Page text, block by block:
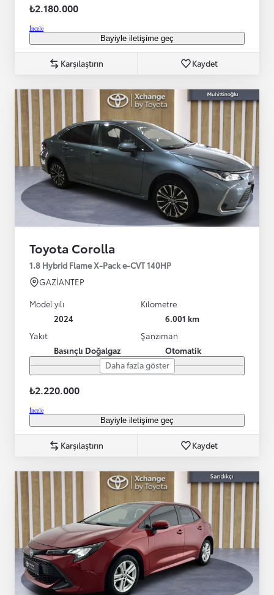
₺2.180.000
İncele
Bayiyle iletişime geç
Karşılaştırın Kaydet
Toyota Corolla
1.8 Hybrid Flame X-Pack e-CVT 140HP
GAZİANTEP
Model yılı
2024
Kilometre
6.001 km
Yakıt
Basınçlı Doğalgaz
Şanzıman
Otomatik
Daha fazla göster
₺2.220.000
İncele
Bayiyle iletişime geç
Karşılaştırın Kaydet